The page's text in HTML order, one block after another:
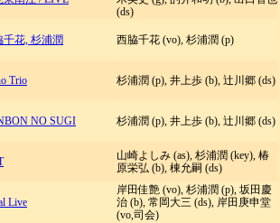
(ds)
千花, 杉浦潤 西脇千花 (vo), 杉浦潤 (p)
Trio 杉浦潤 (p), 井上歩 (b), 辻川郷 (ds)
NO SUGI 杉浦潤 (p), 井上歩 (b), 辻川郷 (ds)
山崎よしみ (as), 杉浦潤 (key), 椿
原栄弘 (b), 棟允嗣 (ds)
Live
岸田佳艶 (vo), 杉浦潤 (p), 坂田慶
治 (b), 常岡大三 (ds), 岸田庚申堂
(vo,司会)